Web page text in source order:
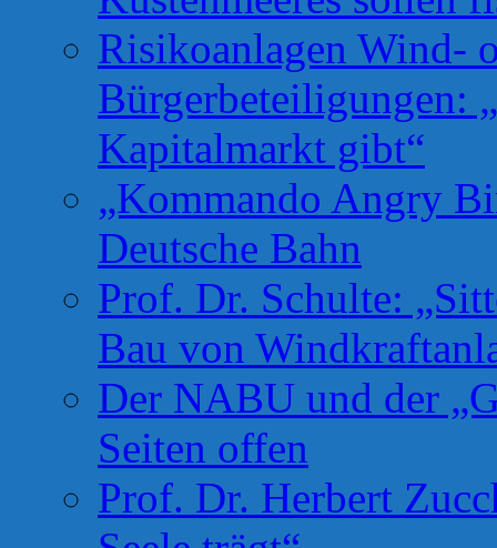
Risikoanlagen Wind-
Bürgerbeteiligungen:
Kapitalmarkt gibt“
„Kommando Angry
Deutsche Bahn
Prof. Dr. Schulte:
Bau von
Der NABU und der
Seiten offen
Prof. Dr. Herbert